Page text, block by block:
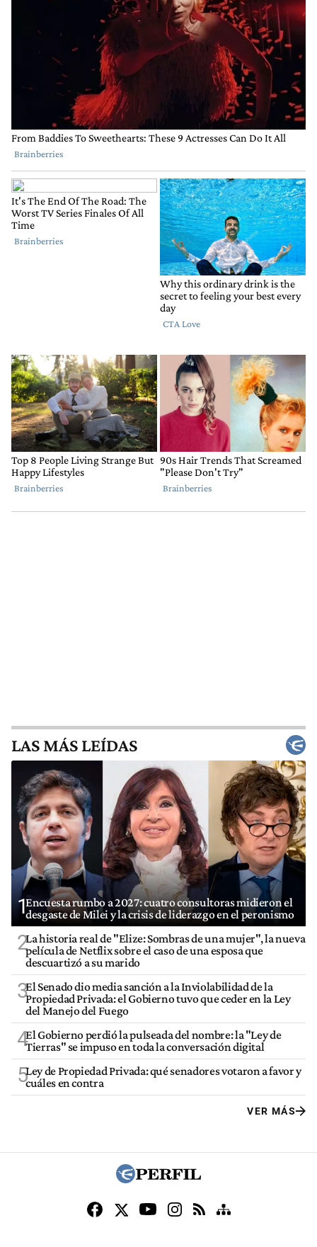
LAS MÁS LEÍDAS
1Encuesta rumbo a 2027: cuatro consultoras midieron el
desgaste de Milei y la crisis de liderazgo en el peronismo
2La historia real de "Elize: Sombras de una mujer", la nueva
película de Netflix sobre el caso de una esposa que
descuartizó a su marido
3El Senado dio media sanción a la Inviolabilidad de la
Propiedad Privada: el Gobierno tuvo que ceder en la Ley
del Manejo del Fuego
4El Gobierno perdió la pulseada del nombre: la "Ley de
Tierras" se impuso en toda la conversación digital
5Ley de Propiedad Privada: qué senadores votaron a favor y
cuáles en contra
VER MÁS